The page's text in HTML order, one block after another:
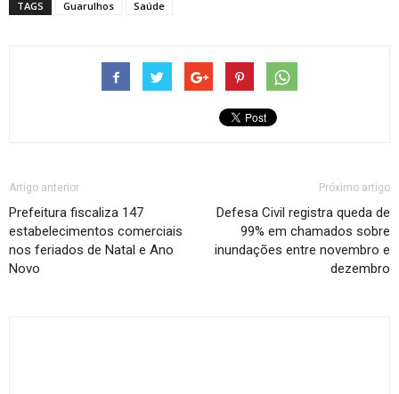
TAGS Guarulhos Saúde
Artigo anterior
Prefeitura fiscaliza 147
estabelecimentos comerciais
nos feriados de Natal e Ano
Novo
Próximo artigo
Defesa Civil registra queda de
99% em chamados sobre
inundações entre novembro e
dezembro